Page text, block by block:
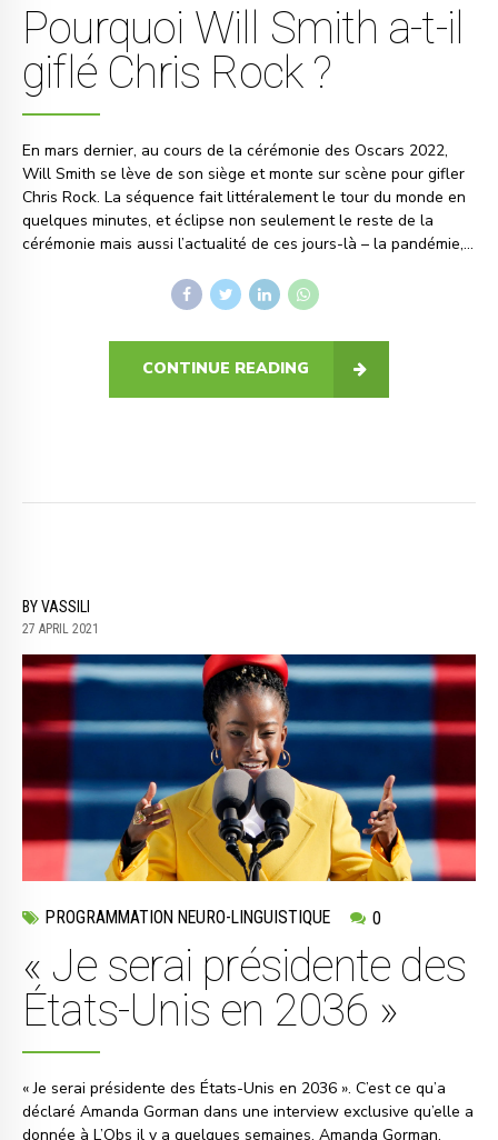
Pourquoi Will Smith a-t-il
giflé Chris Rock ?
En mars dernier, au cours de la cérémonie des Oscars 2022,
Will Smith se lève de son siège et monte sur scène pour gifler
Chris Rock. La séquence fait littéralement le tour du monde en
quelques minutes, et éclipse non seulement le reste de la
cérémonie mais aussi l’actualité de ces jours-là – la pandémie,...
CONTINUE READING
BY VASSILI
27 APRIL 2021
PROGRAMMATION NEURO-LINGUISTIQUE 0
« Je serai présidente des
États-Unis en 2036 »
« Je serai présidente des États-Unis en 2036 ». C’est ce qu’a
déclaré Amanda Gorman dans une interview exclusive qu’elle a
donnée à L’Obs il y a quelques semaines. Amanda Gorman,